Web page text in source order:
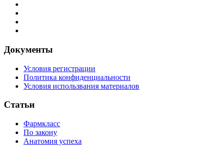
Документы
Условия регистрации
Политика конфиденциальности
Условия использвания материалов
Статьи
Фармкласс
По закону
Анатомия успеха